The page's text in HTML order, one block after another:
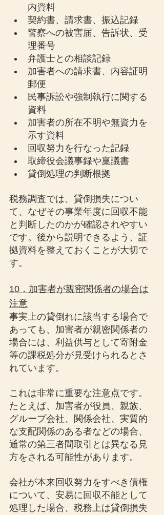
内資料
契約書、請求書、振込記録
警察への被害届、告訴状、受
理番号
弁護士との相談記録
加害者への請求書、内容証明
郵便
民事訴訟や強制執行に関する
資料
加害者の所在不明や無資力を
示す資料
回収努力を行なった記録
取締役会議事録や稟議書
貸倒処理の判断根拠
税務調査では、貸倒損失につい
て、なぜその事業年度に回収不能
と判断したのかが確認されやすい
です。後から説明できるよう、証
拠資料を整えておくことが大切で
す。
10．加害者が親密関係者の場合は
注意
事実上の貸倒れに該当する場合で
あっても、加害者が親密関係者の
場合には、利益供与として寄附金
等の課税処分が見受けられるとさ
れています。
これは非常に重要な注意点です。
たとえば、加害者が役員、親族、
グループ会社、関係会社、実質的
な支配関係のある者などの場合、
通常の第三者間取引とは異なる見
方をされる可能性があります。
会社が本来回収努力をすべき債権
について、安易に回収不能として
処理した場合、税務上は貸倒損失